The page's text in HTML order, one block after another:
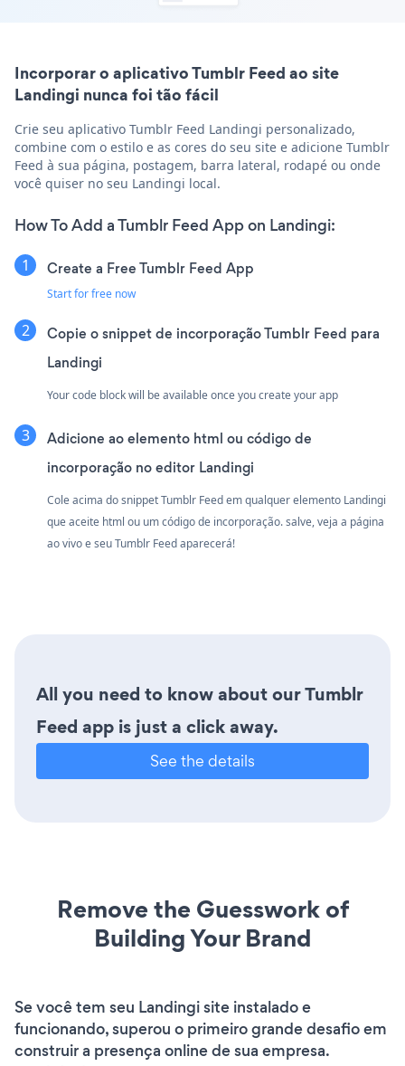
Incorporar o aplicativo Tumblr Feed ao site
Landingi nunca foi tão fácil
Crie seu aplicativo Tumblr Feed Landingi personalizado,
combine com o estilo e as cores do seu site e adicione Tumblr
Feed à sua página, postagem, barra lateral, rodapé ou onde
você quiser no seu Landingi local.
How To Add a Tumblr Feed App on Landingi:
Create a Free Tumblr Feed App
Start for free now
Copie o snippet de incorporação Tumblr Feed para
Landingi
Your code block will be available once you create your app
Adicione ao elemento html ou código de
incorporação no editor Landingi
Cole acima do snippet Tumblr Feed em qualquer elemento Landingi
que aceite html ou um código de incorporação. salve, veja a página
ao vivo e seu Tumblr Feed aparecerá!
All you need to know about our Tumblr
Feed app is just a click away.
See the details
Remove the Guesswork of
Building Your Brand
Se você tem seu Landingi site instalado e
funcionando, superou o primeiro grande desafio em
construir a presença online de sua empresa.